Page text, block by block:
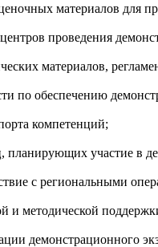
материалов для
проведения
материалов,
по обеспечению
компетенций;
планирующих участие в
с региональными
и методической
демонстрационного